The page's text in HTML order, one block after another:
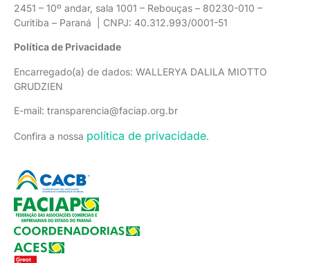
2451 – 10º andar, sala 1001 – Rebouças – 80230-010 –
Curitiba – Paraná | CNPJ: 40.312.993/0001-51
Política de Privacidade
Encarregado(a) de dados: WALLERYA DALILA MIOTTO
GRUDZIEN
E-mail: transparencia@faciap.org.br
Confira a nossa política de privacidade.